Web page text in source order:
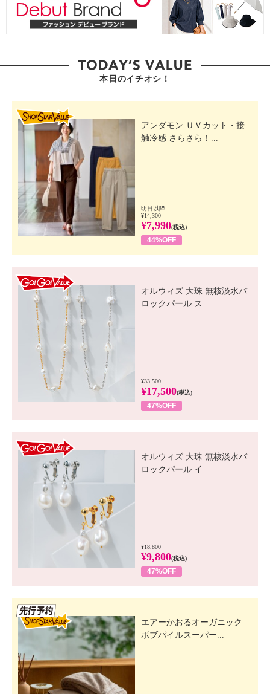
本日のイチオシ！
アンダモン ＵＶカット・接
触冷感 さらさら！...
明日以降
¥14,300
¥7,990(税込)
44%OFF
オルウィズ 大珠 無核淡水バ
ロックパール ス...
¥33,500
¥17,500(税込)
47%OFF
オルウィズ 大珠 無核淡水バ
ロックパール イ...
¥18,800
¥9,800(税込)
47%OFF
エアーかおるオーガニック
ボブパイルスーパー...